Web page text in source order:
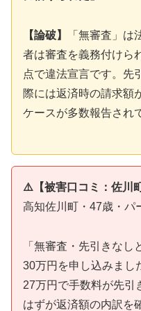
【論破】
「無審査」
者は審査を義務付けら
点で違法宣言です。先
際には返済時の請求額
ケースが多数報告され
⚠️【被害口コミ：佐川
高知佐川町・47歳・パ
「無審査・先引きな
30万円を申し込みまし
27万円で手数料が先引
はずが返済額の内訳を